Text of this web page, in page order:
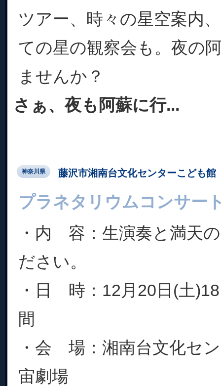
ツアー、時々の星空案内
ての星の観察会も。夜の
ませんか？
さぁ、夜も阿蘇に行...
神奈川県 藤沢市湘南台文化センターこども館
プラネタリウムコンサー
・内 容：生演奏と満天
ださい。
・日 時：12月20日(土
間
・会 場：湘南台文化セ
宙劇場